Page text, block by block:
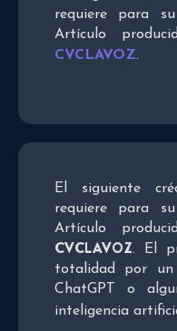
requiere para
Artículo
CVCLAVOZ.
El siguiente
requiere para
Artículo
CVCLAVOZ. El
totalidad por un
ChatGPT o
inteligencia